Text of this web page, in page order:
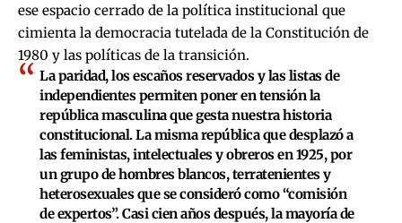
ese espacio cerrado de la política institucional que
cimienta la democracia tutelada de la Constitución de
1980 y las políticas de la transición.
La paridad, los escaños reservados y las listas de
independientes permiten poner en tensión la
república masculina que gesta nuestra historia
constitucional. La misma república que desplazó a
las feministas, intelectuales y obreros en 1925, por
un grupo de hombres blancos, terratenientes y
heterosexuales que se consideró como “comisión
de expertos”. Casi cien años después, la mayoría de